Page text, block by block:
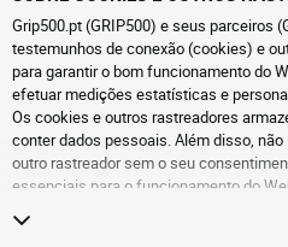
Grip500.pt (GRIP500) e seus parceiros
testemunhos de conexão (cookies) e
para garantir o bom funcionamento do
efetuar medições estatísticas e
Os cookies e outros rastreadores
conter dados pessoais. Além disso,
outro rastreador sem o seu
essenciais para o funcionamento do
aceder à